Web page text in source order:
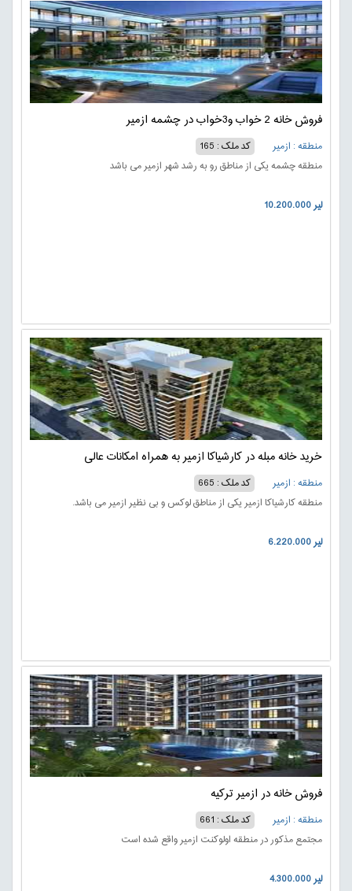
فروش خانه 2 خواب و3خواب در چشمه ازمیر
منطقه : ازمیر
کد ملک : 165
منطقه چشمه یکی از مناطق رو به رشد شهر ازمیر می باشد
10.200.000 لیر
خرید خانه مبله در کارشیاکا ازمیر به همراه امکانات عالی
منطقه : ازمیر
کد ملک : 665
منطقه کارشیاکا ازمیر یکی از مناطق لوکس و بی نظیر ازمیر می باشد.
6.220.000 لیر
فروش خانه در ازمیر ترکیه
منطقه : ازمیر
کد ملک : 661
مجتمع مذکور در منطقه اولوکنت ازمیر واقع شده است
4.300.000 لیر